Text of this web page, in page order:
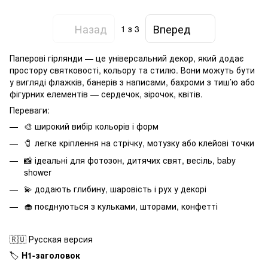
Назад 1 з 3 Вперед
Паперові гірлянди — це універсальний декор, який додає
простору святковості, кольору та стилю. Вони можуть бути
у вигляді флажків, банерів з написами, бахроми з тиш’ю або
фігурних елементів — сердечок, зірочок, квітів.
Переваги:
🎨 широкий вибір кольорів і форм
🧷 легке кріплення на стрічку, мотузку або клейові точки
📸 ідеальні для фотозон, дитячих свят, весіль, baby
shower
💫 додають глибину, шаровість і рух у декорі
🧁 поєднуються з кульками, шторами, конфетті
🇷🇺 Русская версия
🏷️ H1-заголовок